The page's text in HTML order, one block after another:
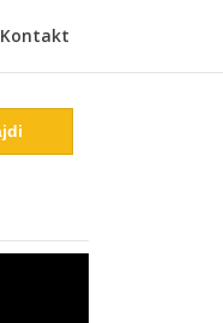
Kontakt
prehrávač